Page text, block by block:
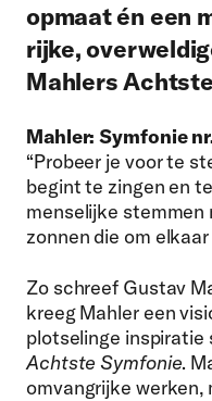
opmaat én een
rijke,
Mahlers
Mahler: Symfonie
“Probeer je voor te
begint te zingen en
menselijke stemmen
zonnen die om
Zo schreef Gustav
kreeg Mahler een
plotselinge inspiratie
Achtste Symfonie.
omvangrijke werken,